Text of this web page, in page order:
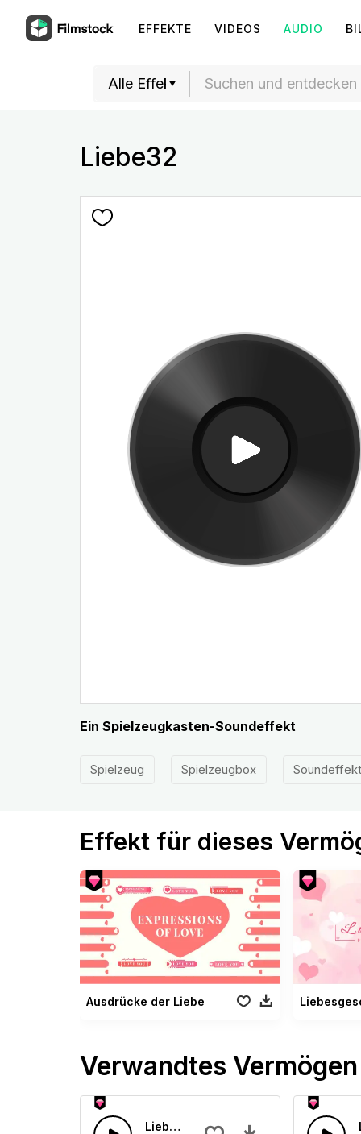
EFFEKTE VIDEOS AUDIO
Liebe32
Ein Spielzeugkasten-Soundeffekt
Spielzeug Spielzeugbox
Effekt für dieses
Ausdrücke der Liebe
Verwandtes Vermögen
Liebe34